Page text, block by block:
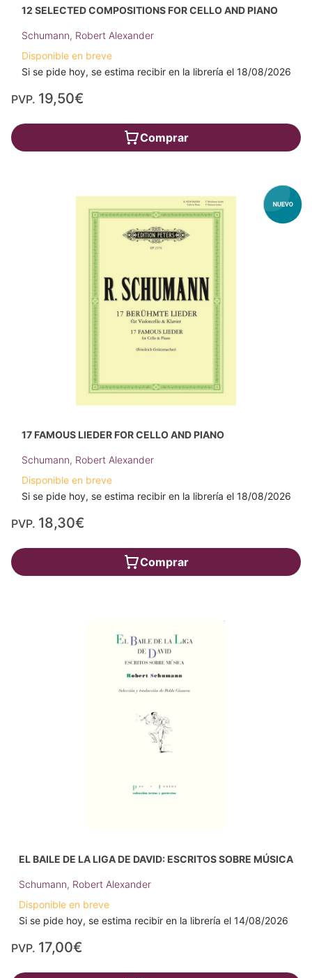
12 SELECTED COMPOSITIONS FOR CELLO AND PIANO
Schumann, Robert Alexander
Disponible en breve
Si se pide hoy, se estima recibir en la librería el 18/08/2026
PVP. 19,50€
Comprar
17 FAMOUS LIEDER FOR CELLO AND PIANO
Schumann, Robert Alexander
Disponible en breve
Si se pide hoy, se estima recibir en la librería el 18/08/2026
PVP. 18,30€
Comprar
EL BAILE DE LA LIGA DE DAVID: ESCRITOS SOBRE MÚSICA
Schumann, Robert Alexander
Disponible en breve
Si se pide hoy, se estima recibir en la librería el 14/08/2026
PVP. 17,00€